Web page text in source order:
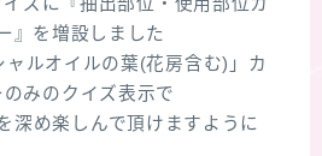
』を増設しました
ャルオイルの葉(花房含む)」カ
のみのクイズ表示で
深め楽しんで頂けますように